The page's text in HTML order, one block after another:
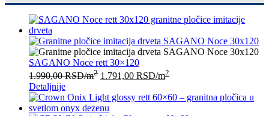
SAGANO Noce rett 30×120
1.990,00RSD/m2 1.791,00 RSD/m2
Detaljnije